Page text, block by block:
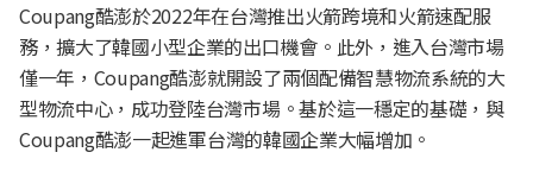
Coupang酷澎於2022年在台灣推出火箭跨境和火箭速配服
務，擴大了韓國小型企業的出口機會。此外，進入台灣市場
僅一年，Coupang酷澎就開設了兩個配備智慧物流系統的大
型物流中心，成功登陸台灣市場。基於這一穩定的基礎，與
Coupang酷澎一起進軍台灣的韓國企業大幅增加。